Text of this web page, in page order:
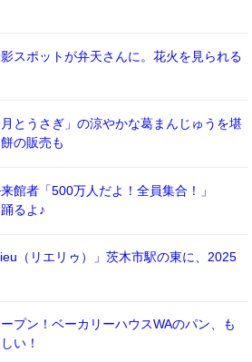
スポットが弁天さんに。花火を見られる
とうさぎ」の涼やかな葛まんじゅうを堪
の販売も
館者「500万人だよ！全員集合！」
るよ♪
（リエリゥ）」茨木市駅の東に、2025
プン！ベーカリーハウスWAのパン、も
い！